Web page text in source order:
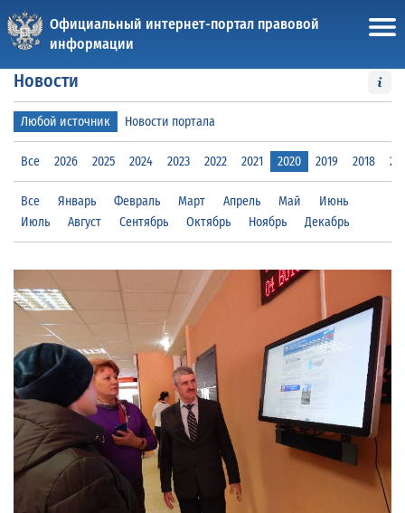
Официальный интернет-портал правовой
информации
Новости
Любой источник Новости портала
Все 2026 2025 2024 2023 2022 2021 2020 2019 2018
Все Январь Февраль Март Апрель Май
Июнь
Июль
Август Сентябрь Октябрь Ноябрь Декабрь